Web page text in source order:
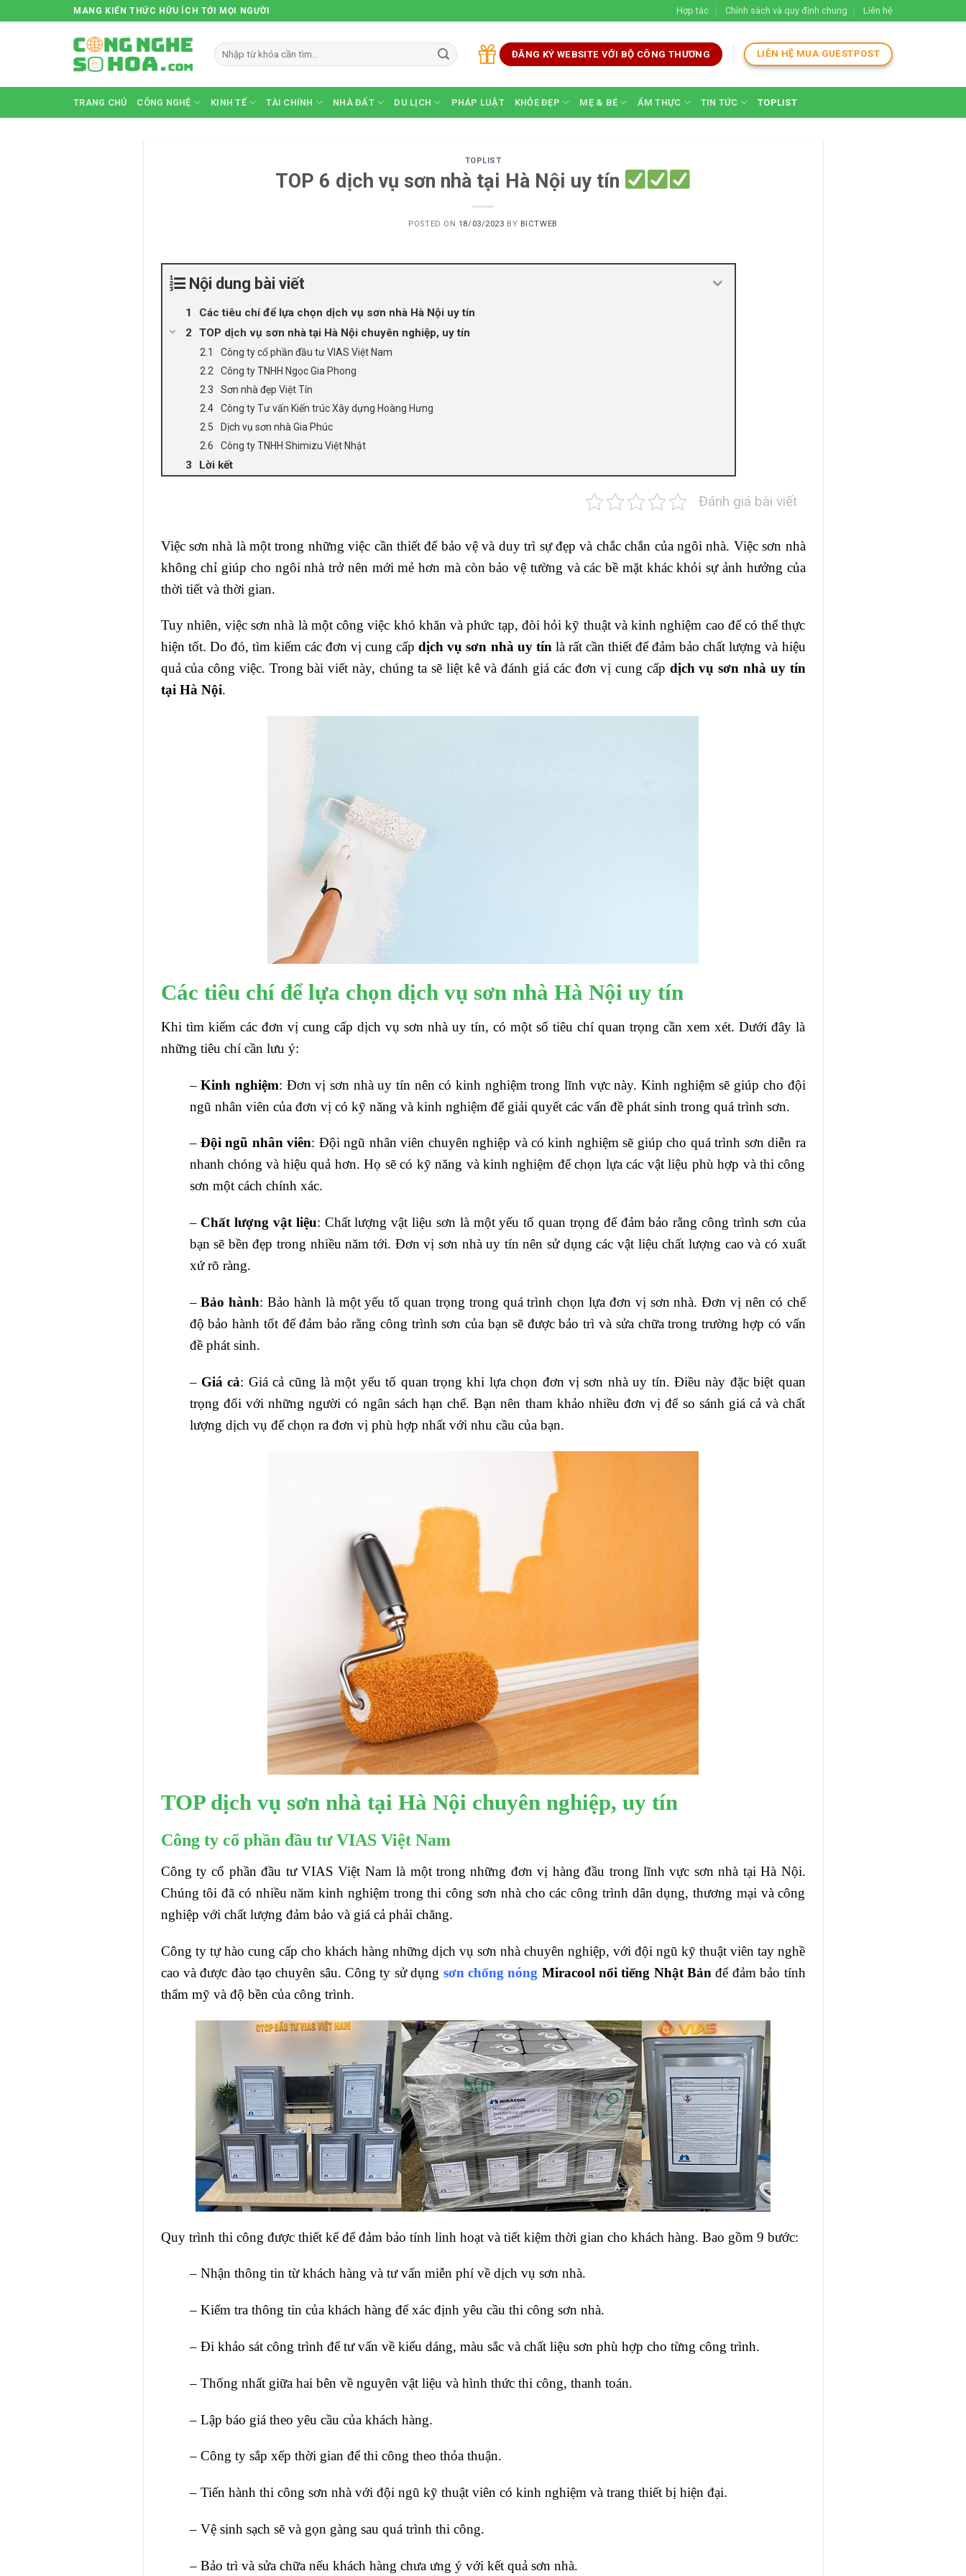
to
MANG KIẾN THỨC HỮU ÍCH TỚI MỌI NGƯỜI Hợp tác Chính sách và quy định chung Liên hệ
ĐĂNG KÝ WEBSITE VỚI BỘ CÔNG THƯƠNG LIÊN HỆ MUA GUESTPOST
TRANG CHỦ CÔNG NGHỆ KINH TẾ TÀI CHÍNH NHÀ ĐẤT DU LỊCH PHÁP LUẬT KHỎE ĐẸP MẸ & BÉ ẨM THỰC TIN TỨC TOPLIST
TOPLIST
TOP 6 dịch vụ sơn nhà tại Hà Nội uy tín
POSTED ON 18/03/2023 BY BICTWEB
Nội dung bài viết
Các tiêu chí để lựa chọn dịch vụ sơn nhà Hà Nội uy tín
TOP dịch vụ sơn nhà tại Hà Nội chuyên nghiệp, uy tín
Công ty cổ phần đầu tư VIAS Việt Nam
Công ty TNHH Ngọc Gia Phong
Sơn nhà đẹp Việt Tín
Công ty Tư vấn Kiến trúc Xây dựng Hoàng Hưng
Dịch vụ sơn nhà Gia Phúc
Công ty TNHH Shimizu Việt Nhật
Lời kết
Đánh giá bài viết
Việc sơn nhà là một trong những việc cần thiết để bảo vệ và duy trì sự đẹp và chắc chắn của ngôi nhà. Việc sơn nhà
không chỉ giúp cho ngôi nhà trở nên mới mẻ hơn mà còn bảo vệ tường và các bề mặt khác khỏi sự ảnh hưởng của
thời tiết và thời gian.
Tuy nhiên, việc sơn nhà là một công việc khó khăn và phức tạp, đòi hỏi kỹ thuật và kinh nghiệm cao để có thể thực
hiện tốt. Do đó, tìm kiếm các đơn vị cung cấpdịch vụ sơn nhà uy tínlà rất cần thiết để đảm bảo chất lượng và hiệu
quả của công việc. Trong bài viết này, chúng ta sẽ liệt kê và đánh giá các đơn vị cung cấp dịch vụ sơn nhà uy tín
tại Hà Nội.
Các tiêu chí để lựa chọn dịch vụ sơn nhà Hà Nội uy tín
Khi tìm kiếm các đơn vị cung cấp dịch vụ sơn nhà uy tín, có một số tiêu chí quan trọng cần xem xét. Dưới đây là
những tiêu chí cần lưu ý:
–Kinh nghiệm: Đơn vị sơn nhà uy tín nên có kinh nghiệm trong lĩnh vực này. Kinh nghiệm sẽ giúp cho đội
ngũ nhân viên của đơn vị có kỹ năng và kinh nghiệm để giải quyết các vấn đề phát sinh trong quá trình sơn.
– Đội ngũ nhân viên: Đội ngũ nhân viên chuyên nghiệp và có kinh nghiệm sẽ giúp cho quá trình sơn diễn ra
nhanh chóng và hiệu quả hơn. Họ sẽ có kỹ năng và kinh nghiệm để chọn lựa các vật liệu phù hợp và thi công
sơn một cách chính xác.
– Chất lượng vật liệu: Chất lượng vật liệu sơn là một yếu tố quan trọng để đảm bảo rằng công trình sơn của
bạn sẽ bền đẹp trong nhiều năm tới. Đơn vị sơn nhà uy tín nên sử dụng các vật liệu chất lượng cao và có xuất
xứ rõ ràng.
–Bảo hành: Bảo hành là một yếu tố quan trọng trong quá trình chọn lựa đơn vị sơn nhà. Đơn vị nên có chế
độ bảo hành tốt để đảm bảo rằng công trình sơn của bạn sẽ được bảo trì và sửa chữa trong trường hợp có vấn
đề phát sinh.
– Giá cả: Giá cả cũng là một yếu tố quan trọng khi lựa chọn đơn vị sơn nhà uy tín. Điều này đặc biệt quan
trọng đối với những người có ngân sách hạn chế. Bạn nên tham khảo nhiều đơn vị để so sánh giá cả và chất
lượng dịch vụ để chọn ra đơn vị phù hợp nhất với nhu cầu của bạn.
TOP dịch vụ sơn nhà tại Hà Nội chuyên nghiệp, uy tín
Công ty cổ phần đầu tư VIAS Việt Nam
Công ty cổ phần đầu tư VIAS Việt Nam là một trong những đơn vị hàng đầu trong lĩnh vực sơn nhà tại Hà Nội.
Chúng tôi đã có nhiều năm kinh nghiệm trong thi công sơn nhà cho các công trình dân dụng, thương mại và công
nghiệp với chất lượng đảm bảo và giá cả phải chăng.
Công ty tự hào cung cấp cho khách hàng những dịch vụ sơn nhà chuyên nghiệp, với đội ngũ kỹ thuật viên tay nghề
cao và được đào tạo chuyên sâu. Công ty sử dụng sơn chống nóng Miracool nổi tiếng Nhật Bản để đảm bảo tính
thẩm mỹ và độ bền của công trình.
Quy trình thi công được thiết kế để đảm bảo tính linh hoạt và tiết kiệm thời gian cho khách hàng. Bao gồm 9 bước:
– Nhận thông tin từ khách hàng và tư vấn miễn phí về dịch vụ sơn nhà.
– Kiểm tra thông tin của khách hàng để xác định yêu cầu thi công sơn nhà.
– Đi khảo sát công trình để tư vấn về kiểu dáng, màu sắc và chất liệu sơn phù hợp cho từng công trình.
– Thống nhất giữa hai bên về nguyên vật liệu và hình thức thi công, thanh toán.
– Lập báo giá theo yêu cầu của khách hàng.
– Công ty sắp xếp thời gian để thi công theo thỏa thuận.
– Tiến hành thi công sơn nhà với đội ngũ kỹ thuật viên có kinh nghiệm và trang thiết bị hiện đại.
– Vệ sinh sạch sẽ và gọn gàng sau quá trình thi công.
– Bảo trì và sửa chữa nếu khách hàng chưa ưng ý với kết quả sơn nhà.